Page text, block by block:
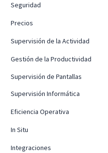
Seguridad
Precios
Supervisión de la Actividad
Gestión de la Productividad
Supervisión de Pantallas
Supervisión Informática
Eficiencia Operativa
In Situ
Integraciones